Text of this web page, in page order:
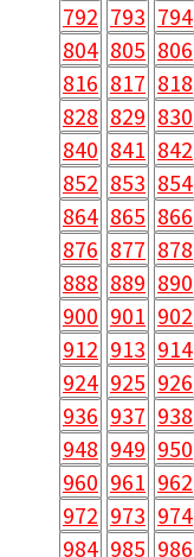
792 793 794
804 805 806
816 817 818
828 829 830
840 841 842
852 853 854
864 865 866
876 877 878
888 889 890
900 901 902
912 913 914
924 925 926
936 937 938
948 949 950
960 961 962
972 973 974
984 985 986